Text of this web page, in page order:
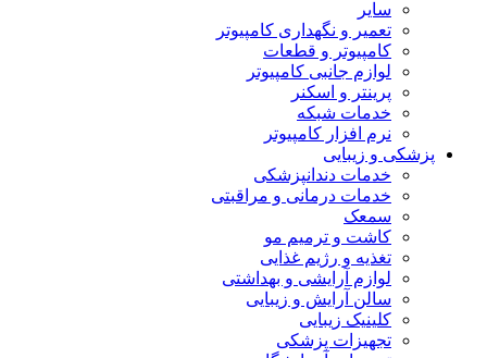
سایر
تعمیر و نگهداری کامپیوتر
کامپیوتر و قطعات
لوازم جانبی کامپیوتر
پرینتر و اسکنر
خدمات شبکه
نرم افزار کامپیوتر
پزشکی و زیبایی
خدمات دندانپزشکی
خدمات درمانی و مراقبتی
سمعک
کاشت و ترمیم مو
تغذیه و رژیم غذایی
لوازم آرایشی و بهداشتی
سالن آرایش و زیبایی
کلینیک زیبایی
تجهیزات پزشکی